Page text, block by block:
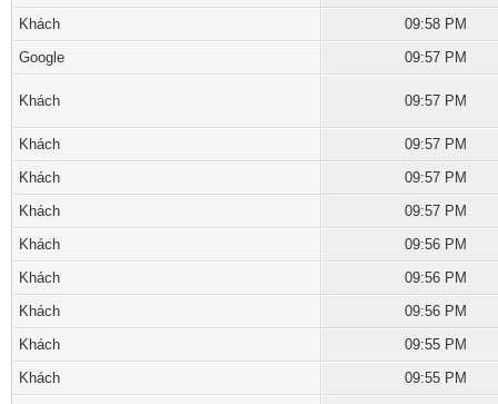
Khách
09:58 PM
Google
09:57 PM
Khách 09:57 PM
Khách
09:57 PM
Khách
09:57 PM
Khách
09:57 PM
Khách
09:56 PM
Khách
09:56 PM
Khách
09:56 PM
Khách
09:55 PM
Khách
09:55 PM